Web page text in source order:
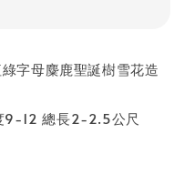
字母麋鹿聖誕樹雪花造
9-12 總長2-2.5公尺